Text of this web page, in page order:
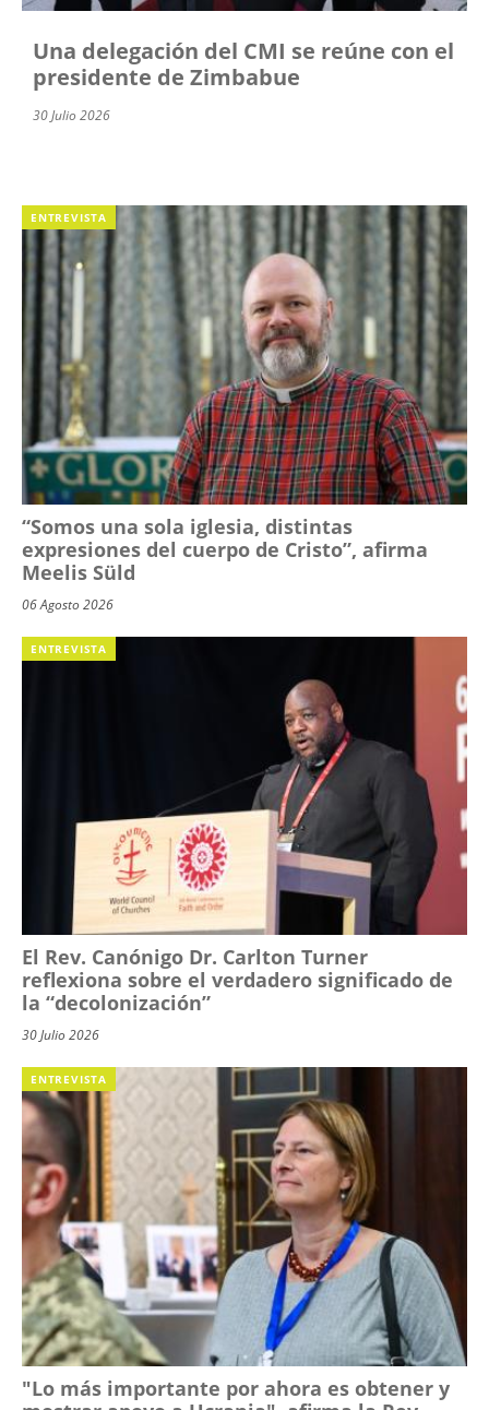
Una delegación del CMI se reúne con el
presidente de Zimbabue
30 Julio 2026
ENTREVISTA
“Somos una sola iglesia, distintas
expresiones del cuerpo de Cristo”, afirma
Meelis Süld
06 Agosto 2026
ENTREVISTA
El Rev. Canónigo Dr. Carlton Turner
reflexiona sobre el verdadero significado de
la “decolonización”
30 Julio 2026
ENTREVISTA
"Lo más importante por ahora es obtener y